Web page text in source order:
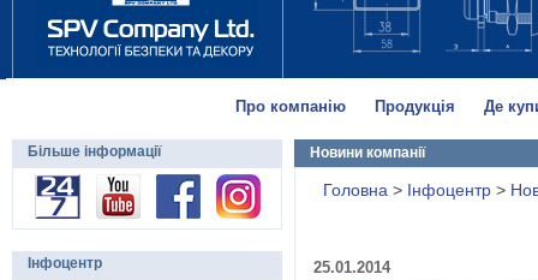
Про компанію Продукція Де
Новини компанії
Головна > Інфоцентр >
25.01.2014
Більше інформації
Інфоцентр